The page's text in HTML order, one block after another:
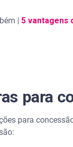
| 5 vantagens
para
para